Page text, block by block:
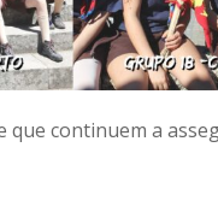
continuem a